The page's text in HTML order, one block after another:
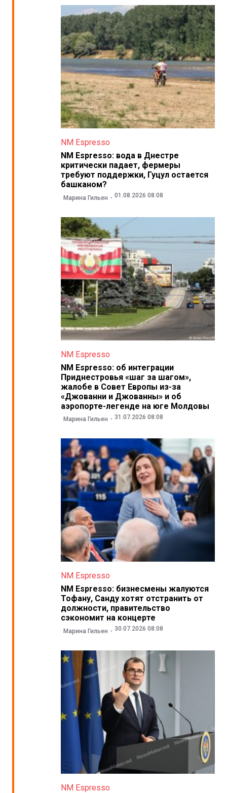
NM Espresso
NM Espresso: вода в Днестре
критически падает, фермеры
требуют поддержки, Гуцул остается
башканом?
Марина Гильен 01.08.2026 08:08
NM Espresso
NM Espresso: об интеграции
Приднестровья «шаг за шагом»,
жалобе в Совет Европы из-за
«Джованни и Джованны» и об
аэропорте-легенде на юге Молдовы
Марина Гильен 31.07.2026 08:08
NM Espresso
NM Espresso: бизнесмены жалуются
Тофану, Санду хотят отстранить от
должности, правительство
сэкономит на концерте
Марина Гильен 30.07.2026 08:08
NM Espresso